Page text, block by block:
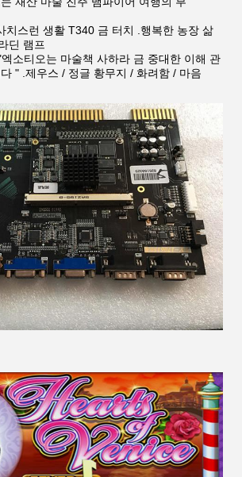
치스런 생활 T340 금 터치 .행복한 농장 삶
딘 램프
소티오는 마술책 사하라 금 중대한 이해 관
" .제우스 / 정글 황무지 / 화려함 / 마음